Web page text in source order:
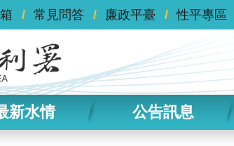
常見問答 廉政平臺 性平專區
新水情 公告訊息